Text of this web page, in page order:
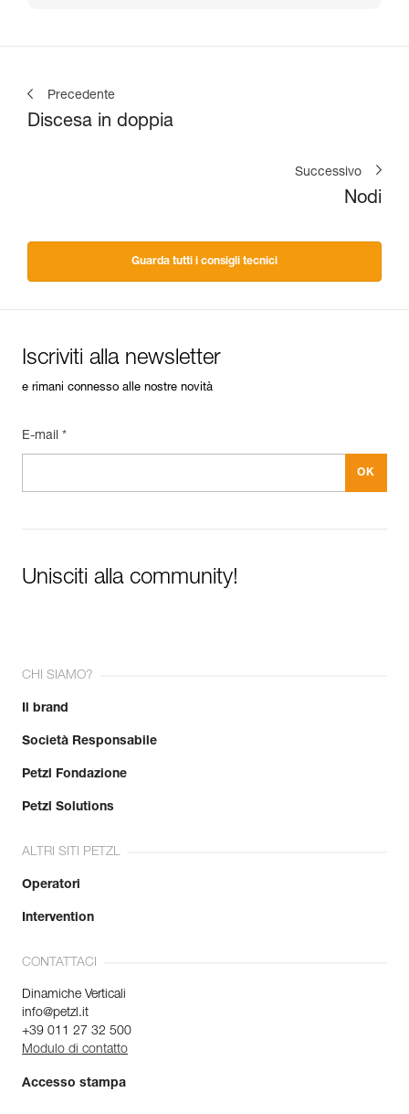
Precedente
Discesa in doppia
Successivo
Nodi
Guarda tutti i consigli tecnici
Iscriviti alla newsletter
e rimani connesso alle nostre novità
E-mail *
Unisciti alla community!
CHI SIAMO?
Il brand
Società Responsabile
Petzl Fondazione
Petzl Solutions
ALTRI SITI PETZL
Operatori
Intervention
CONTATTACI
Dinamiche Verticali
info@petzl.it
+39 011 27 32 500
Modulo di contatto
Accesso stampa